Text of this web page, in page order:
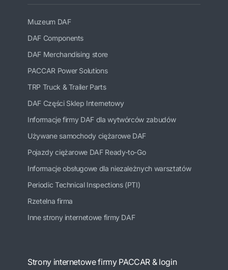
Muzeum DAF
DAF Components
DAF Merchandising store
PACCAR Power Solutions
TRP Truck & Trailer Parts
DAF Części Sklep Internetowy
Informacje firmy DAF dla wytwórców zabudów
Używane samochody ciężarowe DAF
Pojazdy ciężarowe DAF Ready-to-Go
Informacje obsługowe dla niezależnych warsztatów
Periodic Technical Inspections (PTI)
Rzetelna firma
Inne strony internetowe firmy DAF
Strony internetowe firmy PACCAR & login